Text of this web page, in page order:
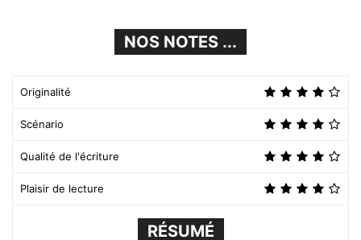
NOS NOTES ...
Originalité
Scénario
Qualité de l'écriture
Plaisir de lecture
RÉSUMÉ